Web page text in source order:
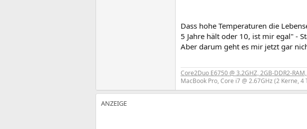
Dass hohe Temperaturen die
5 Jahre hält oder 10, ist mir egal" -
Aber darum geht es mir jetzt gar
Core2Duo E6750 @ 3.2GHZ, 2GB-DDR2-
MacBook Pro, Core i7 @ 2.67GHz (2 Kerne,